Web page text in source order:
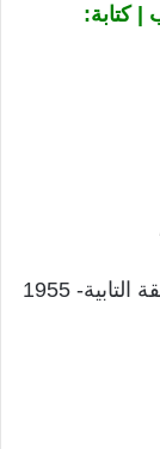
| كتابة:
مكان الولادة : الحلة – محلة المهدية- منطقة التابية- 1955